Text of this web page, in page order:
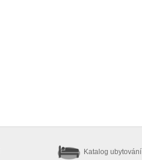
Katalog ubytování